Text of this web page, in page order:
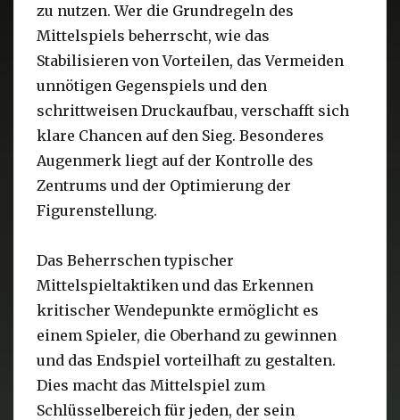
zu nutzen. Wer die Grundregeln des
Mittelspiels beherrscht, wie das
Stabilisieren von Vorteilen, das Vermeiden
unnötigen Gegenspiels und den
schrittweisen Druckaufbau, verschafft sich
klare Chancen auf den Sieg. Besonderes
Augenmerk liegt auf der Kontrolle des
Zentrums und der Optimierung der
Figurenstellung.
Das Beherrschen typischer
Mittelspieltaktiken und das Erkennen
kritischer Wendepunkte ermöglicht es
einem Spieler, die Oberhand zu gewinnen
und das Endspiel vorteilhaft zu gestalten.
Dies macht das Mittelspiel zum
Schlüsselbereich für jeden, der sein